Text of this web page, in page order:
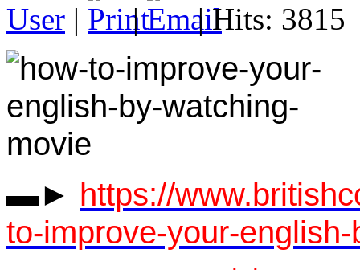
User | | | Hits: 3815
▬► https://
to-improve-your-